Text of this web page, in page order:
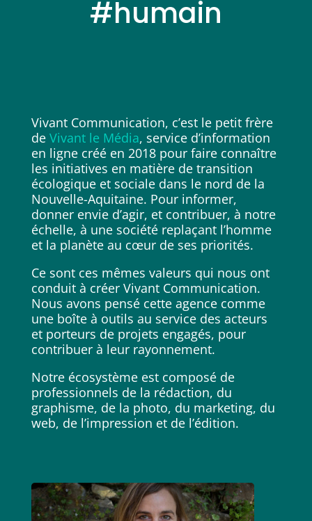
#humain
Vivant Communication, c’est le petit frère
de Vivant le Média, service d’information
en ligne créé en 2018 pour faire connaître
les initiatives en matière de transition
écologique et sociale dans le nord de la
Nouvelle-Aquitaine. Pour informer,
donner envie d’agir, et contribuer, à notre
échelle, à une société replaçant l’homme
et la planète au cœur de ses priorités.
Ce sont ces mêmes valeurs qui nous ont
conduit à créer Vivant Communication.
Nous avons pensé cette agence comme
une boîte à outils au service des acteurs
et porteurs de projets engagés, pour
contribuer à leur rayonnement.
Notre écosystème est composé de
professionnels de la rédaction, du
graphisme, de la photo, du marketing, du
web, de l’impression et de l’édition.